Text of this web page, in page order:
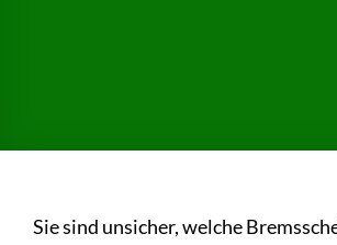
Sie sind unsicher, welche